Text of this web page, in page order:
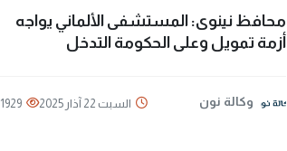
محافظ نينوى: المستشفى الألماني يواجه
أزمة تمويل وعلى الحكومة التدخل
وكالة نون السبت 22 آذار 2025 1929